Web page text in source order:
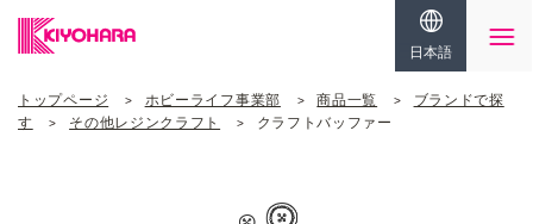
日本語
トップページ ホビーライフ事業部 商品一覧
ブランドで探
す
その他レジンクラフト クラフトバッファー